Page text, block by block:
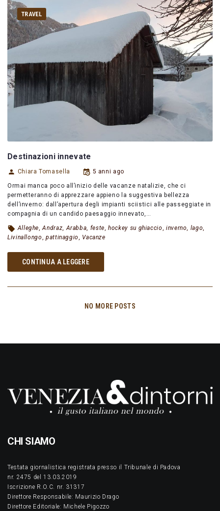
TRAVEL
Destinazioni innevate
Chiara Tomasella 5 anni ago
Ormai manca poco all’inizio delle vacanze natalizie, che ci
permetteranno di apprezzare appieno la suggestiva bellezza
dell’inverno: dall’apertura degli impianti sciistici alle passeggiate in
compagnia di un candido paesaggio innevato,…
Alleghe,Andraz,Arabba, feste,hockey su ghiaccio, inverno, lago,
Livinallongo, pattinaggio, Vacanze
CONTINUA A LEGGERE
NO MORE POSTS
CHI SIAMO
Testata giornalistica registrata presso il Tribunale di Padova
nr. 2475 del 13.03.2019
Iscrizione R.O.C. nr. 31317
Direttore Responsabile: Maurizio Drago
Direttore Editoriale: Michele Pigozzo